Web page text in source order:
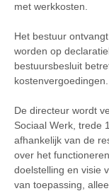
met werkkosten.
Het bestuur
worden op
bestuursbesluit
kostenvergoedingen.
De directeur wordt
Sociaal Werk, trede
afhankelijk van de
over het
doelstelling en visie
van toepassing,